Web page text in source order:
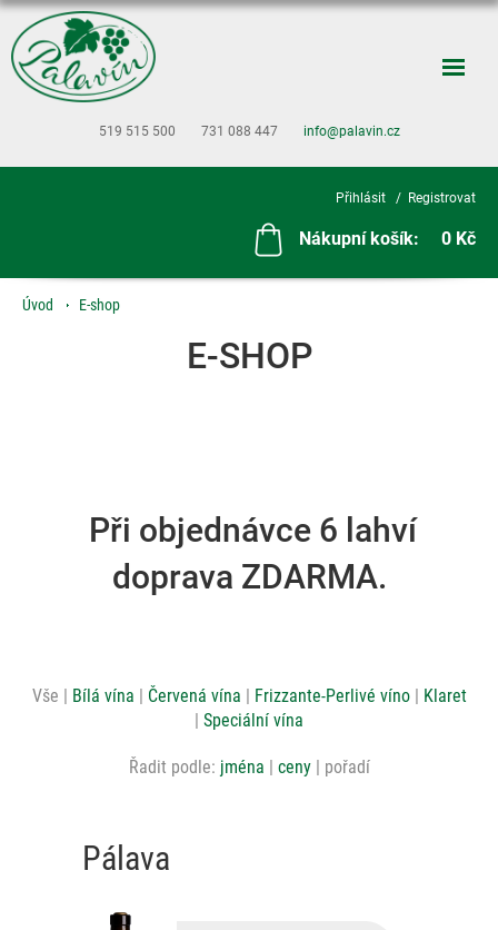
519 515 500 731 088 447 info@palavin.cz
Přihlásit Registrovat
Nákupní košík: 0 Kč
Úvod E-shop
E-SHOP
Při objednávce 6 lahví
doprava ZDARMA.
Vše Bílá vína Červená vína Frizzante-Perlivé víno
Klaret
Speciální vína
Řadit podle: jména ceny pořadí
Pálava